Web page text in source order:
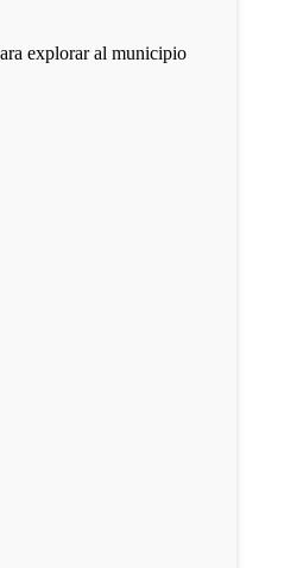
explorar al municipio